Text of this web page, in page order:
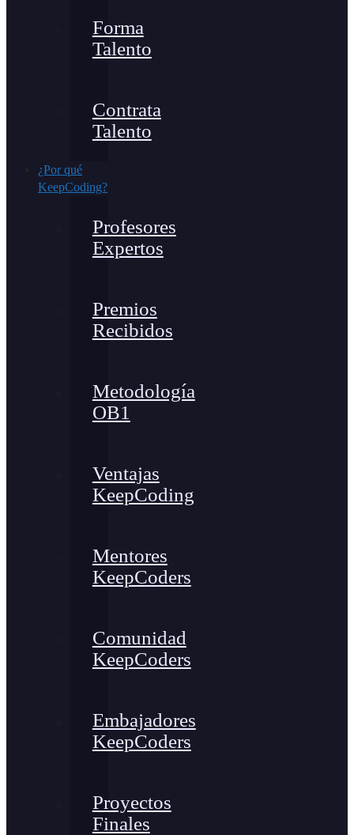
Forma
Talento
Contrata
Talento
¿Por qué
KeepCoding?
Profesores
Expertos
Premios
Recibidos
Metodología
OB1
Ventajas
KeepCoding
Mentores
KeepCoders
Comunidad
KeepCoders
Embajadores
KeepCoders
Proyectos
Finales